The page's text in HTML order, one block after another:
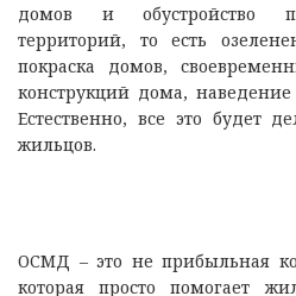
домов и обустройство
территорий, то есть
покраска домов,
конструкций дома,
Естественно, все это будет
жильцов.
ОСМД – это не прибыльная
которая просто помогает